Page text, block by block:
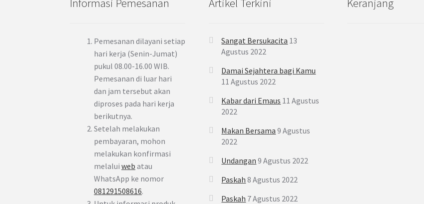
Informasi Pemesanan
Pemesanan dilayani setiap
hari kerja (Senin-Jumat)
pukul 08.00-16.00 WIB.
Pemesanan di luar hari
dan jam tersebut akan
diproses pada hari kerja
berikutnya.
Setelah melakukan
pembayaran, mohon
melakukan konfirmasi
melaluiweb atau
WhatsApp ke nomor
081291508616.
Artikel Terkini
Sangat Bersukacita 13
Agustus 2022
Damai Sejahtera bagi Kamu
11 Agustus 2022
Kabar dari Emaus 11 Agustus
2022
Makan Bersama 9 Agustus
2022
Undangan 9 Agustus 2022
Paskah 8 Agustus 2022
Paskah 7 Agustus 2022
Keranjang